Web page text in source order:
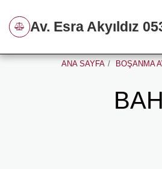
Av. Esra Akyıldız
ANA SAYFA BOŞANMA